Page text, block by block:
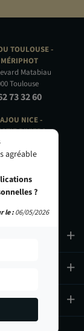
TOULOUSE -
Matabiau
Toulouse
73 32 60
NICE -
RIVIERA
des Postes
Nice
agréable
?
le :06/05/2026